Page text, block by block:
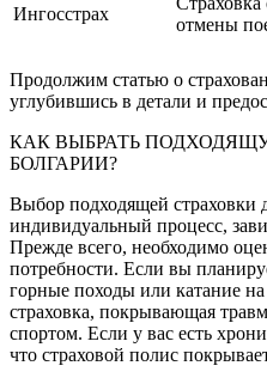
Ингосстрах
отмены
Продолжим статью о
углубившись в детали и
КАК ВЫБРАТЬ
БОЛГАРИИ?
Выбор подходящей страховки
индивидуальный процесс,
Прежде всего, необходимо
потребности. Если вы
горные походы или катание
страховка, покрывающая
спортом. Если у вас есть
что страховой полис